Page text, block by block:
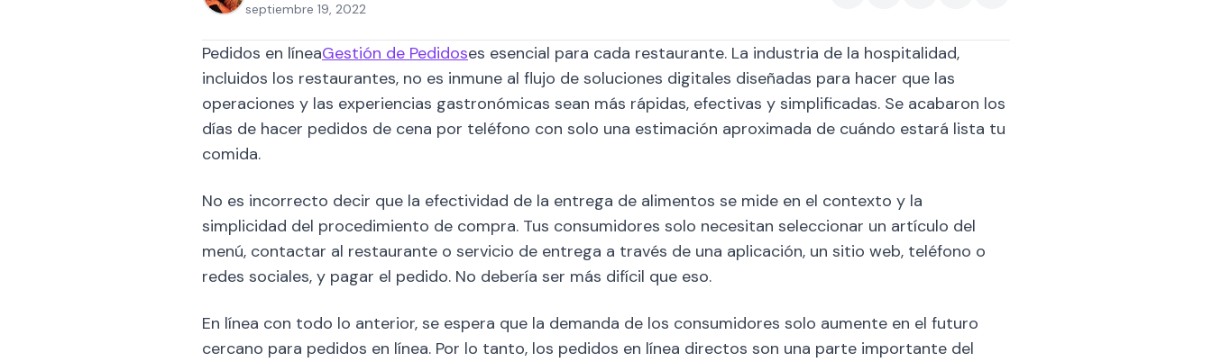
septiembre 19, 2022
Pedidos en líneaGestión de Pedidoses esencial para cada restaurante. La industria de la hospitalidad,
incluidos los restaurantes, no es inmune al flujo de soluciones digitales diseñadas para hacer que las
operaciones y las experiencias gastronómicas sean más rápidas, efectivas y simplificadas. Se acabaron los
días de hacer pedidos de cena por teléfono con solo una estimación aproximada de cuándo estará lista tu
comida.
No es incorrecto decir que la efectividad de la entrega de alimentos se mide en el contexto y la
simplicidad del procedimiento de compra. Tus consumidores solo necesitan seleccionar un artículo del
menú, contactar al restaurante o servicio de entrega a través de una aplicación, un sitio web, teléfono o
redes sociales, y pagar el pedido. No debería ser más difícil que eso.
En línea con todo lo anterior, se espera que la demanda de los consumidores solo aumente en el futuro
cercano para pedidos en línea. Por lo tanto, los pedidos en línea directos son una parte importante del